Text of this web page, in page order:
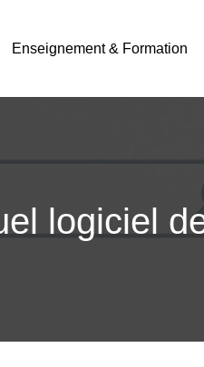
Enseignement & Formation
logiciel